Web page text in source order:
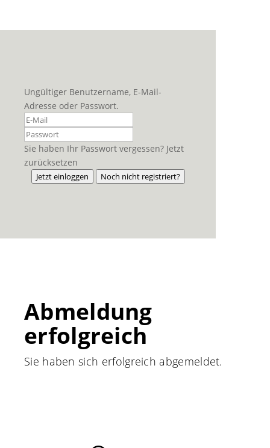
Ungültiger Benutzername, E-Mail-
Adresse oder Passwort.
Sie haben Ihr Passwort vergessen? Jetzt
zurücksetzen
Jetzt einloggen Noch nicht registriert?
Abmeldung
erfolgreich
Sie haben sich erfolgreich abgemeldet.